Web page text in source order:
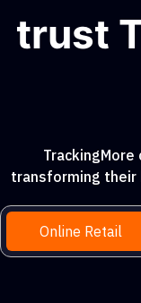
trust
transforming their
Online Retail